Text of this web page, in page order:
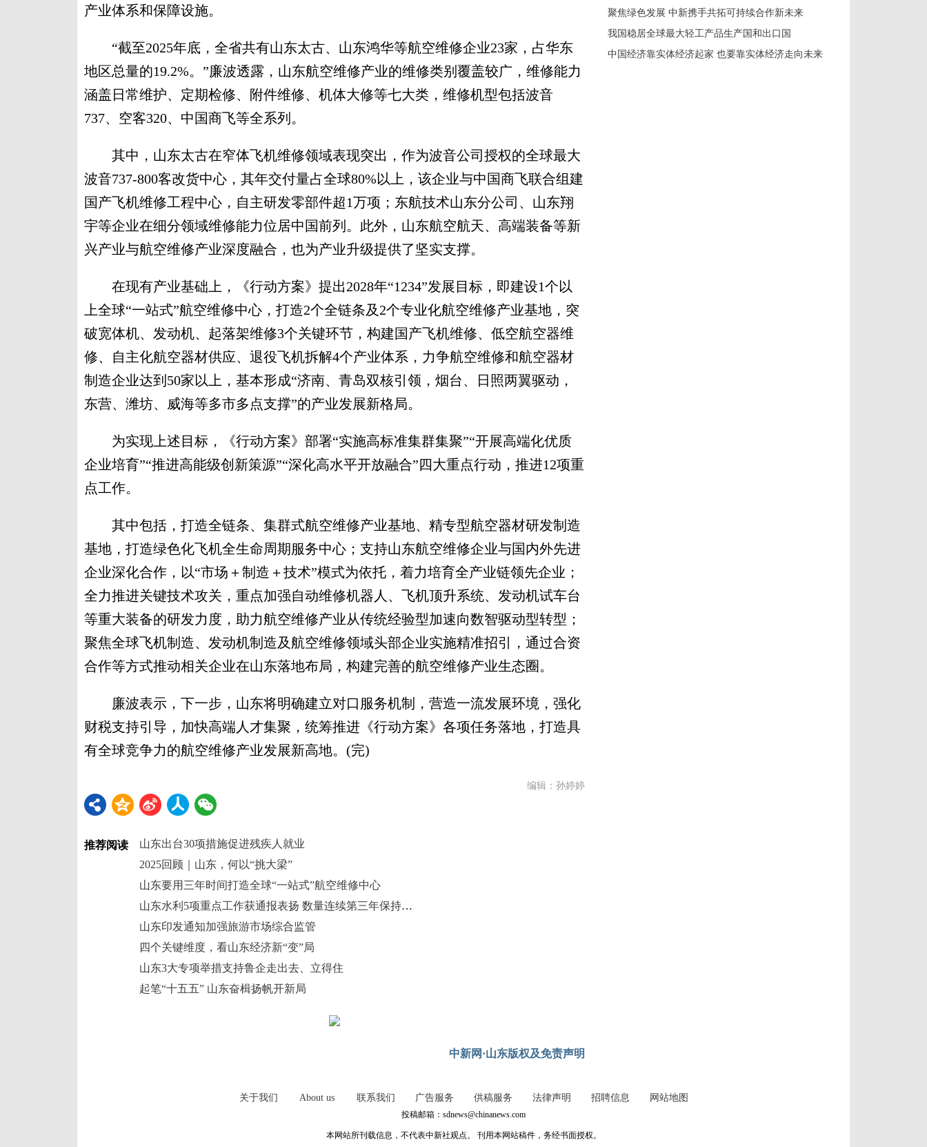
产业体系和保障设施。
“截至2025年底，全省共有山东太古、山东鸿华等航空维修企业23家，占华东
地区总量的19.2%。”廉波透露，山东航空维修产业的维修类别覆盖较广，维修能力
涵盖日常维护、定期检修、附件维修、机体大修等七大类，维修机型包括波音
737、空客320、中国商飞等全系列。
其中，山东太古在窄体飞机维修领域表现突出，作为波音公司授权的全球最大
波音737-800客改货中心，其年交付量占全球80%以上，该企业与中国商飞联合组建
国产飞机维修工程中心，自主研发零部件超1万项；东航技术山东分公司、山东翔
宇等企业在细分领域维修能力位居中国前列。此外，山东航空航天、高端装备等新
兴产业与航空维修产业深度融合，也为产业升级提供了坚实支撑。
在现有产业基础上，《行动方案》提出2028年“1234”发展目标，即建设1个以
上全球“一站式”航空维修中心，打造2个全链条及2个专业化航空维修产业基地，突
破宽体机、发动机、起落架维修3个关键环节，构建国产飞机维修、低空航空器维
修、自主化航空器材供应、退役飞机拆解4个产业体系，力争航空维修和航空器材
制造企业达到50家以上，基本形成“济南、青岛双核引领，烟台、日照两翼驱动，
东营、潍坊、威海等多市多点支撑”的产业发展新格局。
为实现上述目标，《行动方案》部署“实施高标准集群集聚”“开展高端化优质
企业培育”“推进高能级创新策源”“深化高水平开放融合”四大重点行动，推进12项重
点工作。
其中包括，打造全链条、集群式航空维修产业基地、精专型航空器材研发制造
基地，打造绿色化飞机全生命周期服务中心；支持山东航空维修企业与国内外先进
企业深化合作，以“市场＋制造＋技术”模式为依托，着力培育全产业链领先企业；
全力推进关键技术攻关，重点加强自动维修机器人、飞机顶升系统、发动机试车台
等重大装备的研发力度，助力航空维修产业从传统经验型加速向数智驱动型转型；
聚焦全球飞机制造、发动机制造及航空维修领域头部企业实施精准招引，通过合资
合作等方式推动相关企业在山东落地布局，构建完善的航空维修产业生态圈。
廉波表示，下一步，山东将明确建立对口服务机制，营造一流发展环境，强化
财税支持引导，加快高端人才集聚，统筹推进《行动方案》各项任务落地，打造具
有全球竞争力的航空维修产业发展新高地。(完)
编辑：孙婷婷
推荐阅读
山东出台30项措施促进残疾人就业
2025回顾｜山东，何以“挑大梁”
山东要用三年时间打造全球“一站式”航空维修中心
山东水利5项重点工作获通报表扬 数量连续第三年保持全国前两位
山东印发通知加强旅游市场综合监管
四个关键维度，看山东经济新“变”局
山东3大专项举措支持鲁企走出去、立得住
起笔“十五五” 山东奋楫扬帆开新局
中新网·山东版权及免责声明
聚焦绿色发展 中新携手共拓可持续合作新未来
我国稳居全球最大轻工产品生产国和出口国
中国经济靠实体经济起家 也要靠实体经济走向未来
关于我们 About us 联系我们 广告服务 供稿服务 法律声明 招聘信息 网站地图
投稿邮箱：sdnews@chinanews.com
本网站所刊载信息，不代表中新社观点。 刊用本网站稿件，务经书面授权。